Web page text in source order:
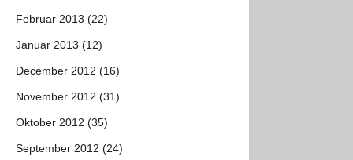
Februar 2013 (22)
Januar 2013 (12)
December 2012 (16)
November 2012 (31)
Oktober 2012 (35)
September 2012 (24)